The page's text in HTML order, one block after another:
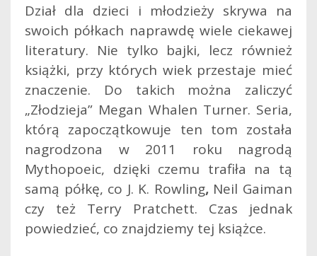
Dział dla dzieci i młodzieży skrywa na
swoich półkach naprawdę wiele ciekawej
literatury. Nie tylko bajki, lecz również
książki, przy których wiek przestaje mieć
znaczenie. Do takich można zaliczyć
„Złodzieja” Megan Whalen Turner. Seria,
którą zapoczątkowuje ten tom została
nagrodzona w 2011 roku nagrodą
Mythopoeic, dzięki czemu trafiła na tą
samą półkę, co J. K. Rowling, Neil Gaiman
czy też Terry Pratchett. Czas jednak
powiedzieć, co znajdziemy tej książce.